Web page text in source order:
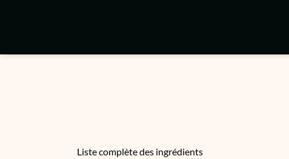
Liste complète des ingrédients